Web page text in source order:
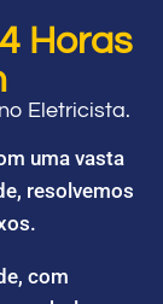
Horas
Eletricista.
uma vasta
resolvemos
com